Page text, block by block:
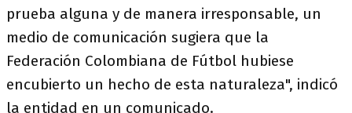
prueba alguna y de manera irresponsable, un
medio de comunicación sugiera que la
Federación Colombiana de Fútbol hubiese
encubierto un hecho de esta naturaleza", indicó
la entidad en un comunicado.